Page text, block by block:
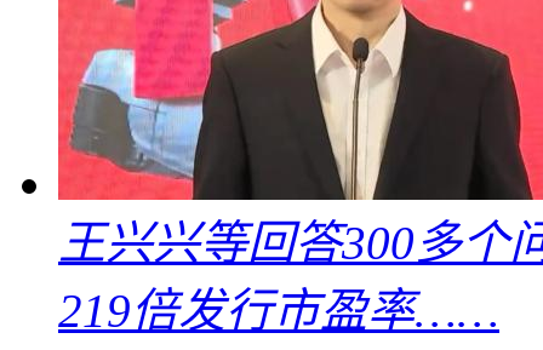
王兴兴等回答300多个
219倍发行市盈率……